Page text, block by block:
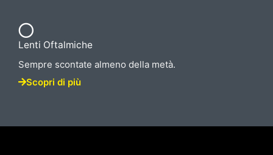
Lenti Oftalmiche
Sempre scontate almeno della metà.
Scopri di più